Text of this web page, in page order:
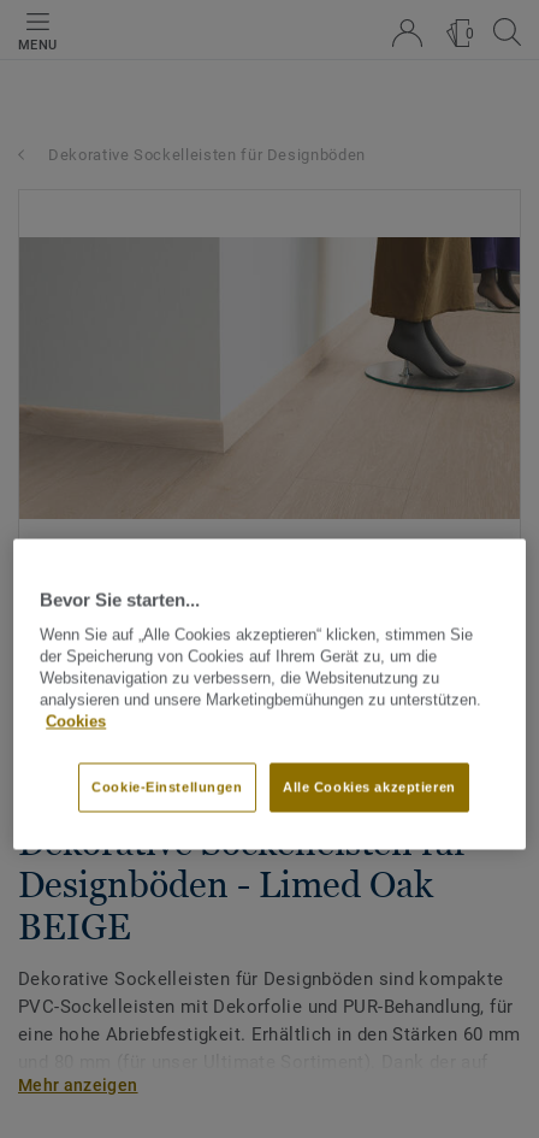
MENU
0
Dekorative Sockelleisten für Designböden
Tarkett Zubehör Komplettsortiment
Dekorative Sockelleisten für
Designböden - Limed Oak
BEIGE
Dekorative Sockelleisten für Designböden sind kompakte
PVC-Sockelleisten mit Dekorfolie und PUR-Behandlung, für
eine hohe Abriebfestigkeit. Erhältlich in den Stärken 60 mm
unsere Designböden abgestimmten Farben sorgen Sie für
Mehr anzeigen
Bevor Sie starten...
Wenn Sie auf „Alle Cookies akzeptieren“ klicken, stimmen Sie
der Speicherung von Cookies auf Ihrem Gerät zu, um die
Websitenavigation zu verbessern, die Websitenutzung zu
analysieren und unsere Marketingbemühungen zu unterstützen.
Cookies
Alle Cookies akzeptieren
Cookie-Einstellungen